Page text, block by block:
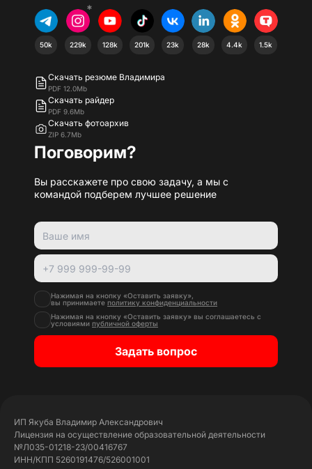
50k
*
229k 128k 201k 23k 28k 4.4k 1.5k
Скачать резюме Владимира
PDF 12.0Mb
Скачать райдер
PDF 9.6Mb
Скачать фотоархив
ZIP 6.7Mb
Поговорим?
Вы расскажете про свою задачу, а мы с
командой подберем лучшее решение
Нажимая на кнопку «Оставить заявку»,
вы принимаете политику конфиденциальности
Нажимая на кнопку «Оставить заявку» вы соглашаетесь с
условиями публичной оферты
Задать вопрос
ИП Якуба Владимир Александрович
Лицензия на осуществление образовательной деятельности
№Л035-01218-23/00416767
ИНН/КПП 5260191476/526001001